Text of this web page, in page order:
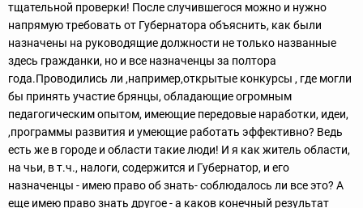
тщательной проверки! После случившегося можно и нужно
напрямую требовать от Губернатора объяснить, как были
назначены на руководящие должности не только названные
здесь гражданки, но и все назначенцы за полтора
года.Проводились ли ,например,открытые конкурсы , где могли
бы принять участие брянцы, обладающие огромным
педагогическим опытом, имеющие передовые наработки, идеи,
,программы развития и умеющие работать эффективно? Ведь
есть же в городе и области такие люди! И я как житель области,
на чьи, в т.ч., налоги, содержится и Губернатор, и его
назначенцы - имею право об знать- соблюдалось ли все это? А
еще имею право знать другое - а каков конечный результат